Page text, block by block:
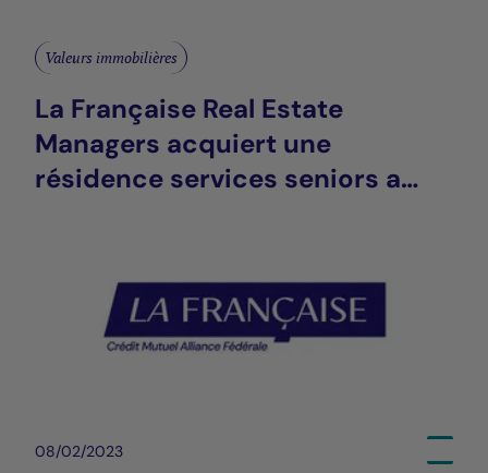
Valeurs immobilières
La Française Real Estate
Managers acquiert une
résidence services seniors a
08/02/2023